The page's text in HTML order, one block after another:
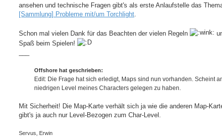
ansehen und technische Fragen gibt's als erste Anlaufstelle das
[Sammlung] Probleme mit/um Torchlight
Schon mal vielen Dank für das Beachten der vielen Regeln
Spaß beim Spielen!
Offshore hat geschrieben:
Edit: Die Frage hat sich erledigt, Maps sind nun vorhanden. Scheint
niedrigen Level meines Characters gelegen zu haben.
Mit Sicherheit! Die Map-Karte verhält sich ja wie die anderen Map-
gibt's ja auch nur Level-Bezogen zum Char-Level.
Servus, Erwin